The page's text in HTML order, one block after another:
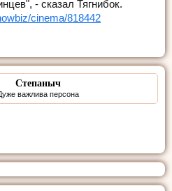
- сказал Тягнибок.
cinema/818442
Степаныч
важлива персона